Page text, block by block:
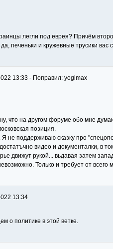
легли под еврея? Причём
печеньки и кружевные трусики вас
13:33 - Поправил: yogimax
что на другом форуме обо мне
позиция.
не поддерживаю сказку про
видео и документалки, в
движут рукой... вьдавая затем
Только и требует от всего
13:34
о политике в этой ветке.